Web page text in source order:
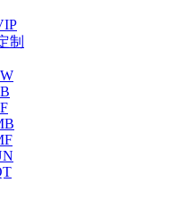
制